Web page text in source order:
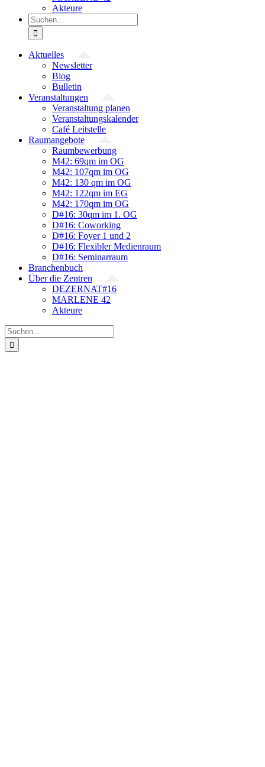
Akteure
Suche
nach:
Aktuelles
Newsletter
Blog
Bulletin
Veranstaltungen
Veranstaltung planen
Veranstaltungskalender
Café Leitstelle
Raumangebote
Raumbewerbung
M42: 69qm im OG
M42: 107qm im OG
M42: 130 qm im OG
M42: 122qm im EG
M42: 170qm im OG
D#16: 30qm im 1. OG
D#16: Coworking
D#16: Foyer 1 und 2
D#16: Flexibler Medienraum
D#16: Seminarraum
Branchenbuch
Über die Zentren
DEZERNAT#16
MARLENE 42
Akteure
Suche
nach: